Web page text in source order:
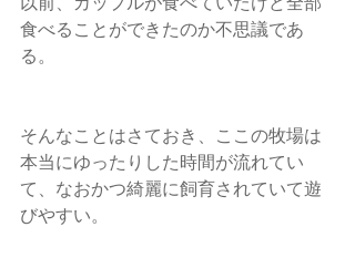
食べることができたのか不思議であ
る。
そんなことはさておき、ここの牧場は
本当にゆったりした時間が流れてい
て、なおかつ綺麗に飼育されていて遊
びやすい。